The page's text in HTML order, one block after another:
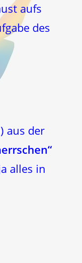
aufs
des
aus der
alles in